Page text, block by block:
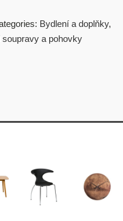
Bydlení a doplňky,
soupravy a pohovky